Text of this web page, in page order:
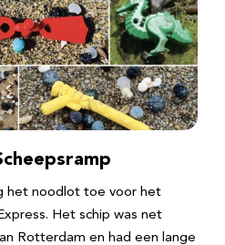
het noodlot toe voor het
Het schip was net
Rotterdam en had een lange